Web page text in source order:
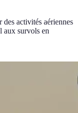
activités aériennes
aux survols en